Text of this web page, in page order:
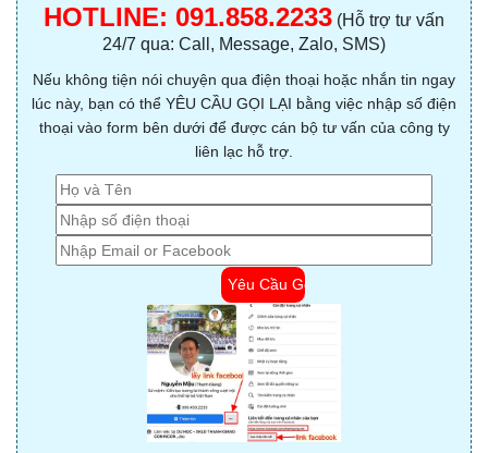
HOTLINE: 091.858.2233 (Hỗ trợ tư vấn
24/7 qua: Call, Message, Zalo, SMS)
Nếu không tiện nói chuyện qua điện thoại hoặc nhắn tin ngay
lúc này, bạn có thể YÊU CẦU GỌI LẠI bằng việc nhập số điện
thoại vào form bên dưới để được cán bộ tư vấn của công ty
liên lạc hỗ trợ.